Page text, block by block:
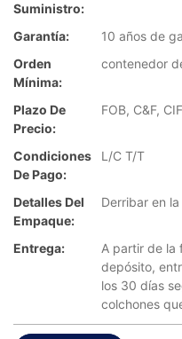
Suministro:
Garantía:
10 años de
Orden
Mínima:
contenedor
Plazo De
Precio:
FOB, C&F,
Condiciones
De Pago:
L/C T/T
Detalles Del
Empaque:
Derribar en
Entrega:
A partir de la
depósito,
los 30 días
colchones